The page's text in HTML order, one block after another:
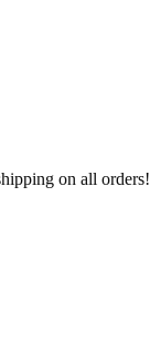
on all orders!